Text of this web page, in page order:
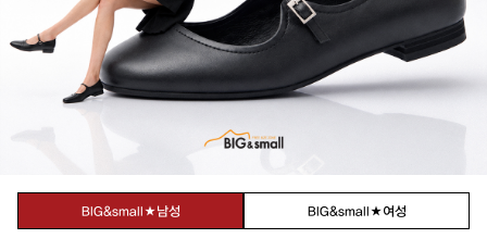
BIG&small★남성 BIG&small★여성